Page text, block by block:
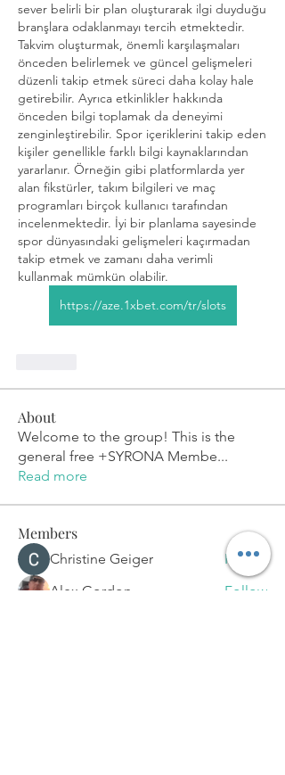
sever belirli bir plan oluşturarak ilgi duyduğu
branşlara odaklanmayı tercih etmektedir.
Takvim oluşturmak, önemli karşılaşmaları
önceden belirlemek ve güncel gelişmeleri
düzenli takip etmek süreci daha kolay hale
getirebilir. Ayrıca etkinlikler hakkında
önceden bilgi toplamak da deneyimi
zenginleştirebilir. Spor içeriklerini takip eden
kişiler genellikle farklı bilgi kaynaklarından
yararlanır. Örneğin gibi platformlarda yer
alan fikstürler, takım bilgileri ve maç
programları birçok kullanıcı tarafından
incelenmektedir. İyi bir planlama sayesinde
spor dünyasındaki gelişmeleri kaçırmadan
takip etmek ve zamanı daha verimli
kullanmak mümkün olabilir.
https://aze.1xbet.com/tr/slots
About
Welcome to the group! This is the
general free +SYRONA Membe...
Read more
Members
Christine Geiger
Follow
Alex Gordon
Follow